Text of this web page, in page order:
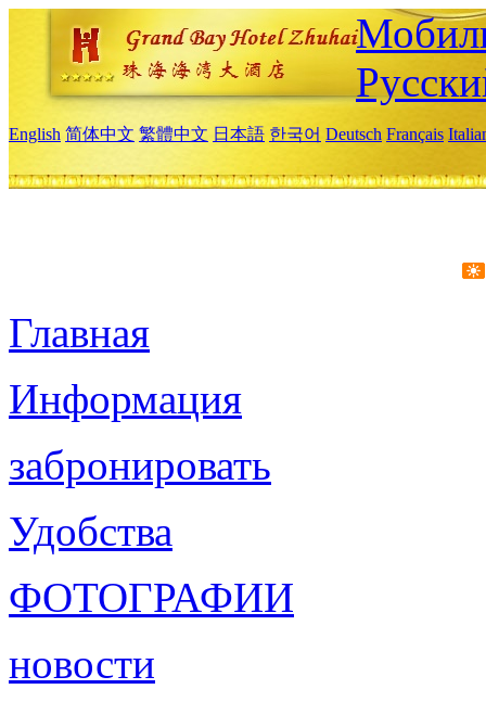
English 简体中文 繁體中文 日本語 한국어 Deutsch Français
Главная
Информация
забронировать
Удобства
ФОТОГРАФИИ
новости